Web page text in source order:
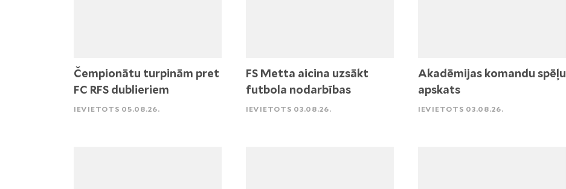
Čempionātu turpinām pret
FC RFS dublieriem
IEVIETOTS 05.08.26.
FS Metta aicina uzsākt
futbola nodarbības
IEVIETOTS 03.08.26.
Akadēmijas komandu spēļu
apskats
IEVIETOTS 03.08.26.